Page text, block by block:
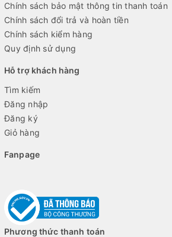
Chính sách bảo mật thông tin thanh toán
Chính sách đổi trả và hoàn tiền
Chính sách kiểm hàng
Quy định sử dụng
Hỗ trợ khách hàng
Tìm kiếm
Đăng nhập
Đăng ký
Giỏ hàng
Fanpage
Phương thức thanh toán